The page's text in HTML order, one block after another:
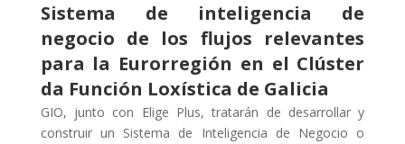
Sistema de inteligencia de
negocio de los flujos relevantes
para la Eurorregión en el Clúster
da Función Loxística de Galicia
GIO, junto con Elige Plus, tratarán de desarrollar y
construir un Sistema de Inteligencia de Negocio o